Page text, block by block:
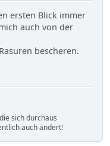
ersten Blick immer
auch von der
bescheren.
sich durchaus
auch ändert!